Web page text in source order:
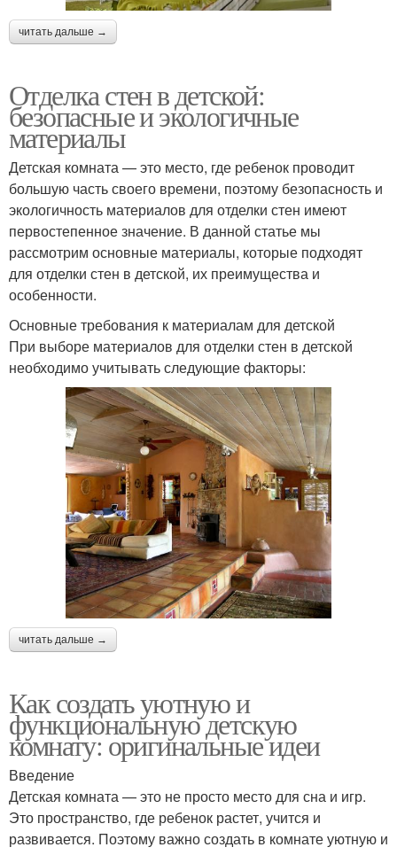
читать дальше →
Отделка стен в детской:
безопасные и экологичные
материалы
Детская комната — это место, где ребенок проводит
большую часть своего времени, поэтому безопасность и
экологичность материалов для отделки стен имеют
первостепенное значение. В данной статье мы
рассмотрим основные материалы, которые подходят
для отделки стен в детской, их преимущества и
особенности.
Основные требования к материалам для детской
При выборе материалов для отделки стен в детской
необходимо учитывать следующие факторы:
читать дальше →
Как создать уютную и
функциональную детскую
комнату: оригинальные идеи
Введение
Детская комната — это не просто место для сна и игр.
Это пространство, где ребенок растет, учится и
развивается. Поэтому важно создать в комнате уютную и